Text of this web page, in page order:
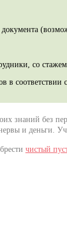
со
в соответствии
знаний без
и деньги.
чистый